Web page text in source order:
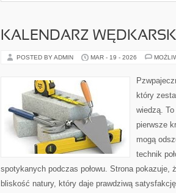
KALENDARZ WĘDKARSKI
POSTED BY ADMIN MAR - 19 - 2026
który
wiedzą.
pierwsze
mogą
technik
spotykanych podczas połowu. Strona pokazuje,
bliskość natury, który daje prawdziwą